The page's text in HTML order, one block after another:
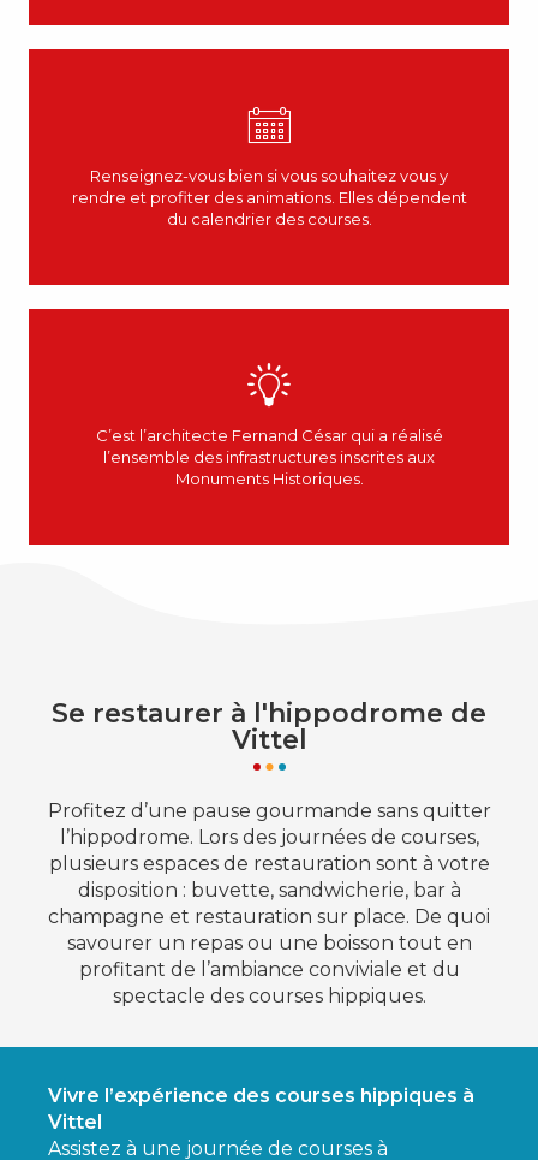
Renseignez-vous bien si vous souhaitez vous y
rendre et profiter des animations. Elles dépendent
du calendrier des courses.
C’est l’architecte Fernand César qui a réalisé
l’ensemble des infrastructures inscrites aux
Monuments Historiques.
Se restaurer à l'hippodrome de
Vittel
Profitez d’une pause gourmande sans quitter
l’hippodrome. Lors des journées de courses,
plusieurs espaces de restauration sont à votre
disposition : buvette, sandwicherie, bar à
champagne et restauration sur place. De quoi
savourer un repas ou une boisson tout en
profitant de l’ambiance conviviale et du
spectacle des courses hippiques.
Vivre l’expérience des courses hippiques à
Vittel
Assistez à une journée de courses à